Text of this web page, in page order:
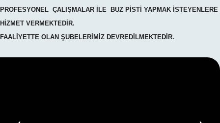
PROFESYONEL ÇALIŞMALAR İLE BUZ PİSTİ YAPMAK İSTEYENLERE
HİZMET VERMEKTEDİR.
FAALİYETTE OLAN ŞUBELERİMİZ DEVREDİLMEKTEDİR.